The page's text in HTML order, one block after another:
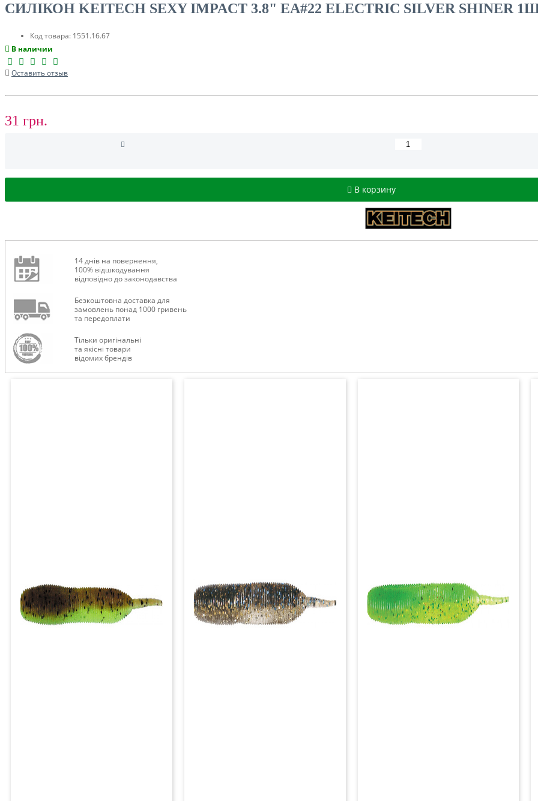
СУМКИ, ЧОХЛИ ДЛЯ КАРПОВИХ КОРАБЛИКІВ
ТУРИЗМ
СИЛІКОН KEITECH SEXY IMPACT 3.8" EA#22 ELECTRIC SILVER SHINER
Код товара: 1551.16.67
В наличии
Оставить отзыв
31 грн.
В корзину
14 днів на повернення,
100% відшкодування
відповідно до законодавства
Безкоштовна доставка для
замовлень понад 1000 гривень
та передоплати
Тільки оригінальні
та якісні товари
відомих брендів